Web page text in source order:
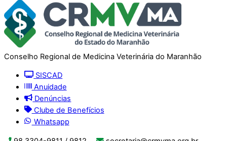
Conselho Regional de Medicina Veterinária do Maranhão
SISCAD
Anuidade
Denúncias
Clube de Benefícios
Whatsapp